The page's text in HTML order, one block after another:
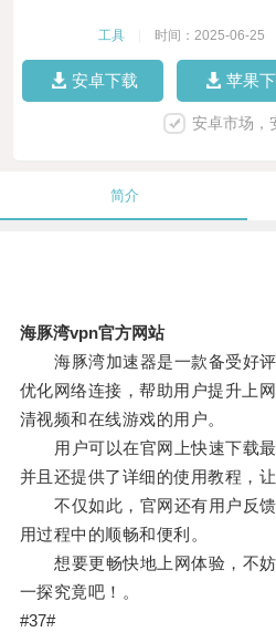
工具 时间：2025-06-25
安卓下载 苹果
安卓市场，
简介
海豚湾vpn官方网站
海豚湾加速器是一款备受好评
优化网络连接，帮助用户提升上
清视频和在线游戏的用户。
用户可以在官网上快速下载最
并且还提供了详细的使用教程，
不仅如此，官网还有用户反馈
用过程中的顺畅和便利。
想要更畅快地上网体验，不妨
一探究竟吧！。
#37#